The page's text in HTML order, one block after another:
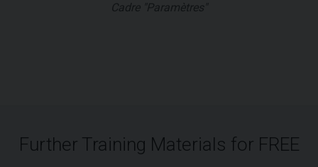
Cadre "Paramètres"
Further Training Materials for FREE